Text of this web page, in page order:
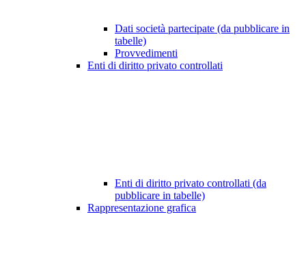
Dati società partecipate (da pubblicare in
tabelle)
Provvedimenti
Enti di diritto privato controllati
Enti di diritto privato controllati (da
pubblicare in tabelle)
Rappresentazione grafica